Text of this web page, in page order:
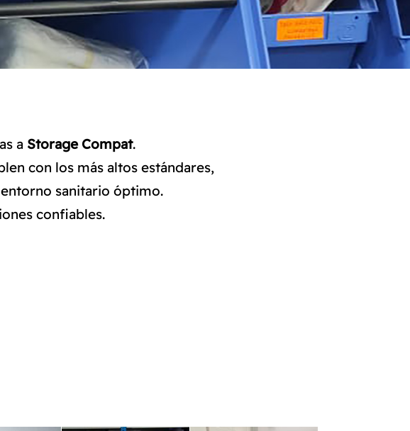
a Storage Compat.
con los más altos estándares,
sanitario óptimo.
confiables.